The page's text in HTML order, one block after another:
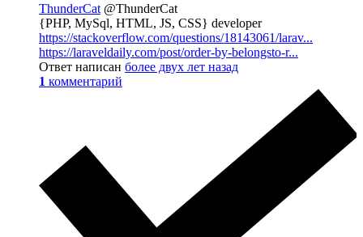
ThunderCat @ThunderCat
{PHP, MySql, HTML, JS, CSS} developer
https://stackoverflow.com/questions/18143061/larav...
https://laraveldaily.com/post/order-by-belongsto-r...
Ответ написан более двух лет назад
1 комментарий